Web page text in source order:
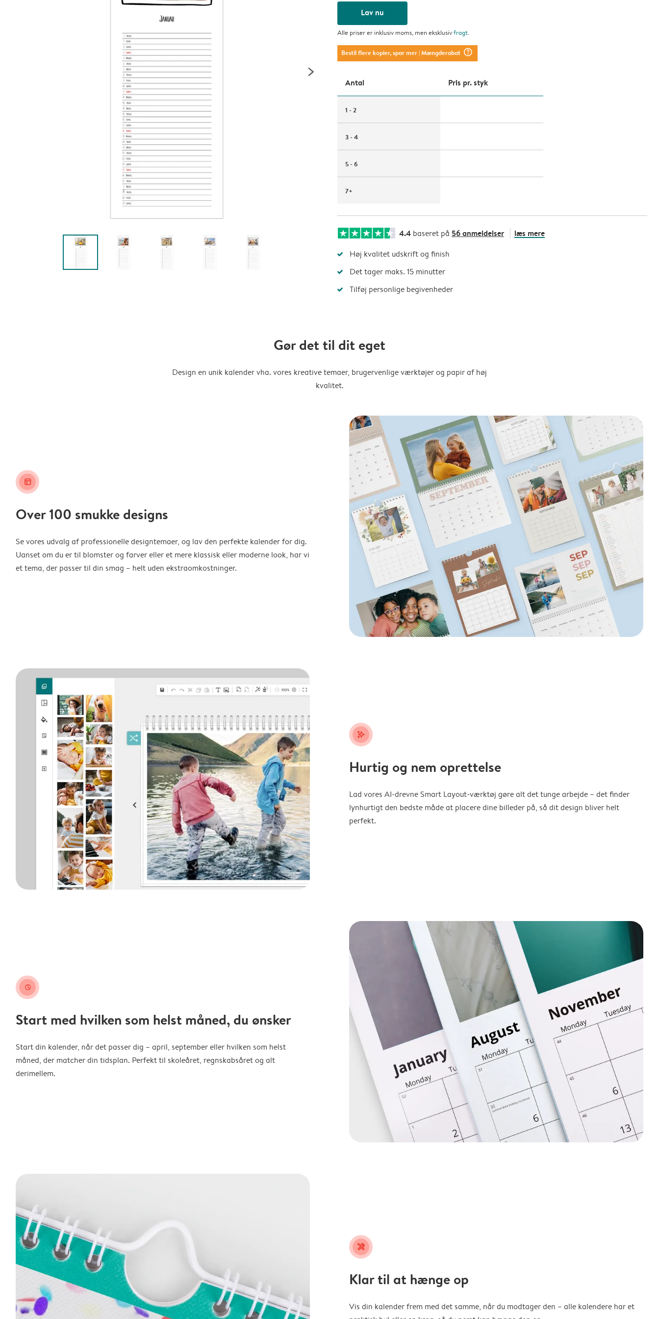
Lav nu
Alle priser er inklusiv moms, men eksklusivfragt.
Bestil flere kopier, spar mer| Mængderabat question_mark_circle
Antal Pris pr. styk
1 - 2
3 - 4
5 - 6
7+
4.4 baseret på 56 anmeldelser læs mere
Høj kvalitet udskrift og finish
Det tager maks. 15 minutter
Tilføj personlige begivenheder
Gør det til dit eget
Design en unik kalender vha. vores kreative temaer, brugervenlige værktøjer og papir af høj
kvalitet.
layout_alt
Over 100 smukke designs
Se vores udvalg af professionelle designtemaer, og lav den perfekte kalender for dig.
Uanset om du er til blomster og farver eller et mere klassisk eller moderne look, har vi
et tema, der passer til din smag – helt uden ekstraomkostninger.
stars_plus
Hurtig og nem oprettelse
Lad vores AI-drevne Smart Layout-værktøj gøre alt det tunge arbejde – det finder
lynhurtigt den bedste måde at placere dine billeder på, så dit design bliver helt
perfekt.
clock
Start med hvilken som helst måned, du ønsker
Start din kalender, når det passer dig – april, september eller hvilken som helst
måned, der matcher din tidsplan. Perfekt til skoleåret, regnskabsåret og alt
derimellem.
tools
Klar til at hænge op
Vis din kalender frem med det samme, når du modtager den – alle kalendere har et